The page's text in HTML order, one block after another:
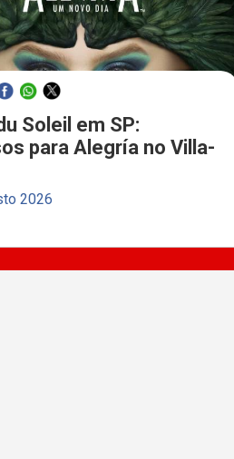
Soleil em SP:
para Alegría no Villa-
2026